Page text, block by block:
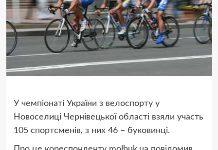
У чемпіонаті України з велоспорту у
Новоселиці Чернівецької області взяли участь
105 спортсменів, з них 46 – буковинці.